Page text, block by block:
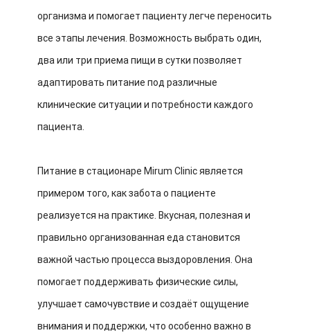
организма и помогает пациенту легче переносить
все этапы лечения. Возможность выбрать один,
два или три приема пищи в сутки позволяет
адаптировать питание под различные
клинические ситуации и потребности каждого
пациента.
Питание в стационаре Mirum Clinic является
примером того, как забота о пациенте
реализуется на практике. Вкусная, полезная и
правильно организованная еда становится
важной частью процесса выздоровления. Она
помогает поддерживать физические силы,
улучшает самочувствие и создаёт ощущение
внимания и поддержки, что особенно важно в